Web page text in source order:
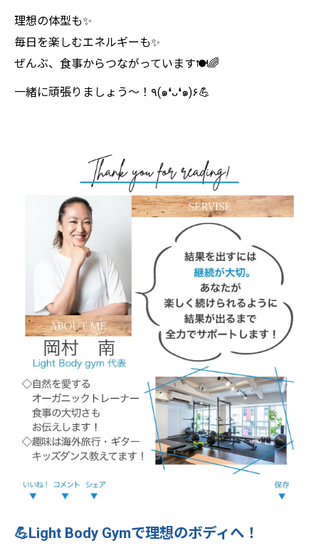
理想の体型も✨
毎日を楽しむエネルギーも✨
ぜんぶ、食事からつながっています🍽️🌈
一緒に頑張りましょう～！٩(๑❛ᴗ❛๑)۶💪
💪Light Body Gymで理想のボディへ！